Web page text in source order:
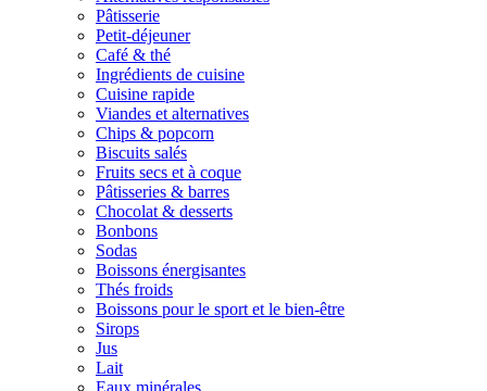
Pâtisserie
Petit-déjeuner
Café & thé
Ingrédients de cuisine
Cuisine rapide
Viandes et alternatives
Chips & popcorn
Biscuits salés
Fruits secs et à coque
Pâtisseries & barres
Chocolat & desserts
Bonbons
Sodas
Boissons énergisantes
Thés froids
Boissons pour le sport et le bien-être
Sirops
Jus
Lait
Eaux minérales